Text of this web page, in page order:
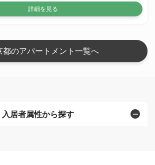
詳細を見る
都のアパートメント一覧へ
居者属性から探す